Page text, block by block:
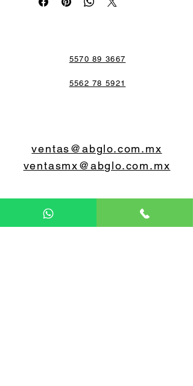
5570 89 3667
5562 78 5921
ventas@abglo.com.mx
ventasmx@abglo.com.mx